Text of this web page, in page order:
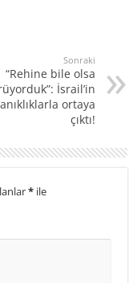
Sonraki
“Rehine bile olsa
İsrail’in
ortaya
çıktı!
* ile